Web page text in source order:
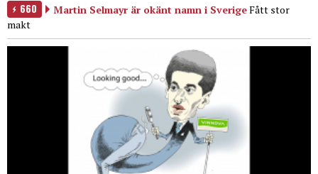
660 Martin Selmayr är okänt namn i SverigeFått stor
makt